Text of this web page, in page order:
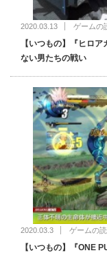
2020.03.13 ゲームの
【いつもの】『ヒロ
ない男たちの戦い
2020.03.3 ゲームの
【いつもの】『ONE